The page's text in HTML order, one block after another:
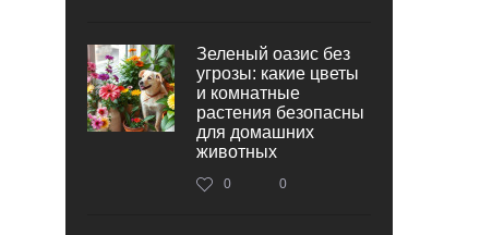
Зеленый оазис без
угрозы: какие цветы
и комнатные
растения безопасны
для домашних
животных
0 0